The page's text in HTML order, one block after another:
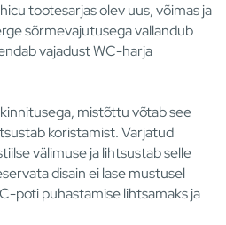
tootesarjas olev uus, võimas ja
sõrmevajutusega vallandub
vajadust WC-harja
mistõttu võtab see
koristamist. Varjatud
välimuse ja lihtsustab selle
disain ei lase mustusel
poti puhastamise lihtsamaks ja